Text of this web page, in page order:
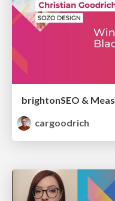
cargoodrich